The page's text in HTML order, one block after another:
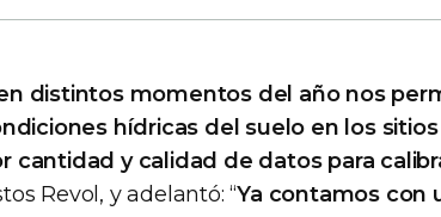
distintos momentos del año nos
hídricas del suelo en los
cantidad y calidad de datos para
Revol, y adelantó: “Ya contamos con